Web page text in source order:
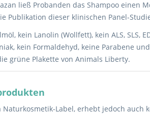
ließ Probanden das Shampoo einen
Publikation dieser klinischen Panel-
kein Lanolin (Wollfett), kein ALS, SLS,
kein Formaldehyd, keine Parabene
grüne Plakette von Animals Liberty.
Label, erhebt jedoch